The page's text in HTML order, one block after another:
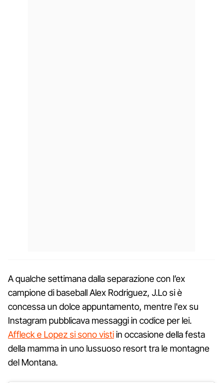
A qualche settimana dalla separazione con l’ex
campione di baseball Alex Rodriguez, J.Lo si è
concessa un dolce appuntamento, mentre l'ex su
Instagram pubblicava messaggi in codice per lei.
Affleck e Lopez si sono vistiin occasione della festa
della mamma in uno lussuoso resort tra le montagne
del Montana.